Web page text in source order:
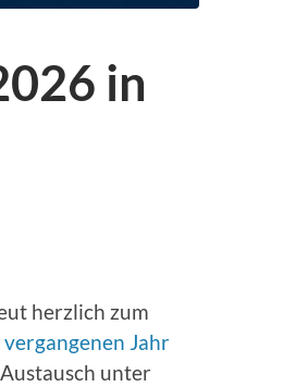
in
herzlich zum
Jahr
unter